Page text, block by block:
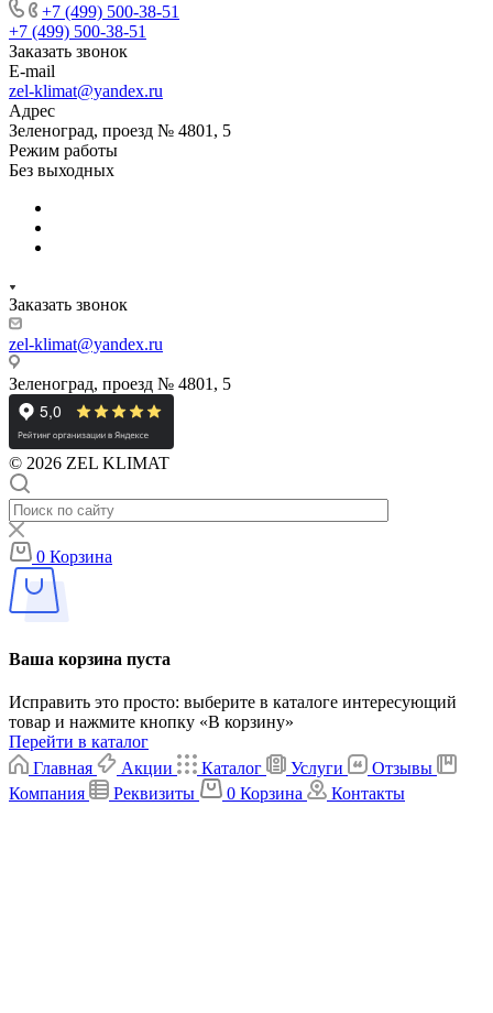
+7 (499) 500-38-51
+7 (499) 500-38-51
Заказать звонок
E-mail
zel-klimat@yandex.ru
Адрес
Зеленоград, проезд № 4801, 5
Режим работы
Без выходных
Заказать звонок
zel-klimat@yandex.ru
Зеленоград, проезд № 4801, 5
© 2026 ZEL KLIMAT
0 Корзина
Ваша корзина пуста
Исправить это просто: выберите в каталоге интересующий
товар и нажмите кнопку «В корзину»
Перейти в каталог
Главная
Акции Каталог Услуги
Отзывы
Компания
Реквизиты 0 Корзина Контакты